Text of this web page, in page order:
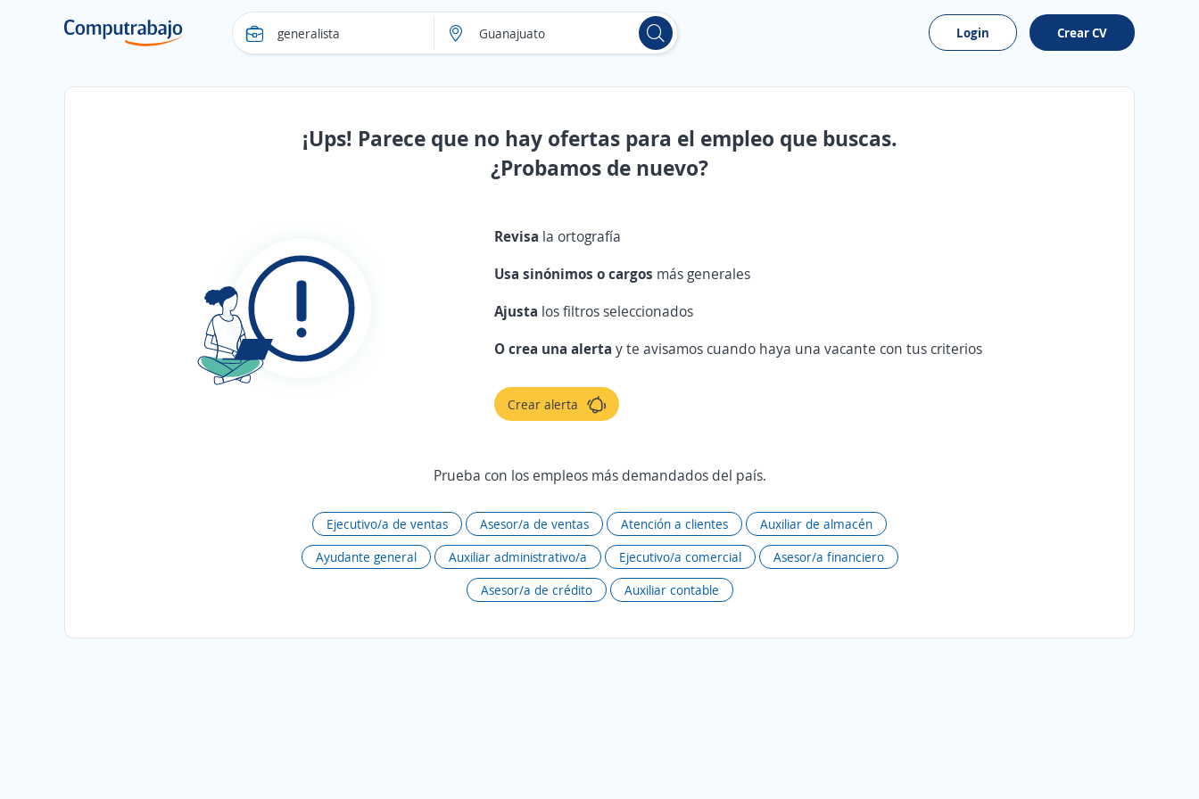
Login Crear CV
¡Ups! Parece que no hay ofertas para el empleo que buscas.
¿Probamos de nuevo?
Revisa la ortografía
Usa sinónimos o cargos más generales
Ajusta los filtros seleccionados
O crea una alertay te avisamos cuando haya una vacante con tus criterios
Crear alerta
Prueba con los empleos más demandados del país.
Ejecutivo/a de ventas Asesor/a de ventas Atención a clientes
Auxiliar de almacén
Ayudante general
Auxiliar administrativo/a Ejecutivo/a comercial
Asesor/a financiero
Asesor/a de crédito
Auxiliar contable